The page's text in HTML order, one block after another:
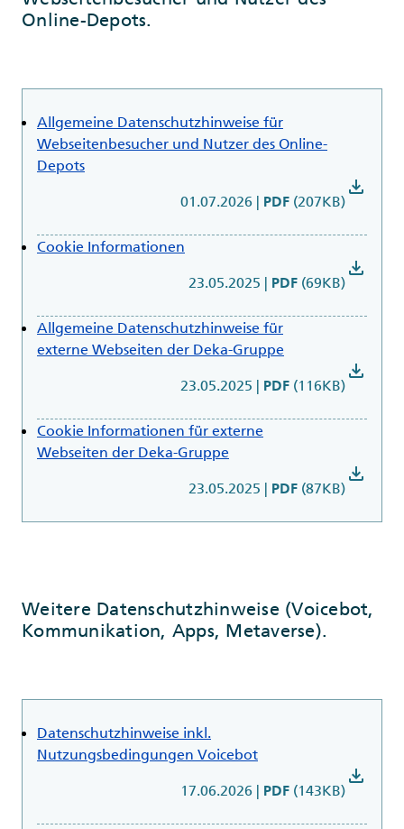
Online-Depots.
Allgemeine Datenschutzhinweise für
Webseitenbesucher und Nutzer des Online-
Depots
01.07.2026 | PDF (207KB)
download
Cookie Informationen
23.05.2025 | PDF (69KB)
download
Allgemeine Datenschutzhinweise für
externe Webseiten der Deka-Gruppe
23.05.2025 | PDF (116KB)
download
Cookie Informationen für externe
Webseiten der Deka-Gruppe
23.05.2025 | PDF (87KB)
download
Weitere Datenschutzhinweise (Voicebot,
Kommunikation, Apps, Metaverse).
Datenschutzhinweise inkl.
Nutzungsbedingungen Voicebot
17.06.2026 | PDF (143KB)
download